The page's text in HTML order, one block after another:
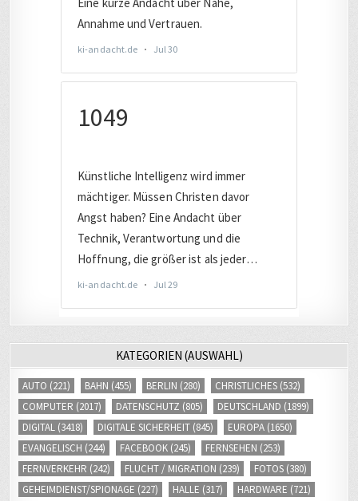
AUTO(221) BAHN(455) BERLIN(280) CHRISTLICHES(532)
COMPUTER
(2017) DATENSCHUTZ (805) DEUTSCHLAND(1899)
DIGITAL (3418) DIGITALE SICHERHEIT(845) EUROPA(1650)
EVANGELISCH (244) FACEBOOK(245) FERNSEHEN(253)
FERNVERKEHR(242) FLUCHT / MIGRATION(239) FOTOS
GEHEIMDIENST/SPIONAGE(227) HALLE (317) HARDWARE(721)
INTERNET(2671) INTERNETHANDEL(413) INTERNETRECHT(483)